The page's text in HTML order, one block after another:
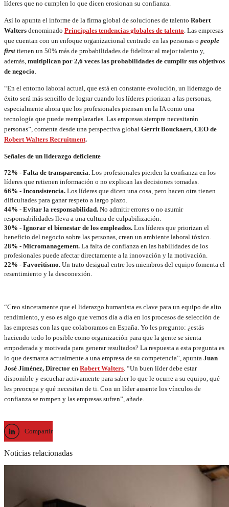
líderes que no cumplen lo que dicen erosionan su confianza.
Así lo apunta el informe de la firma global de soluciones de talento Robert
Walters denominado Principales tendencias globales de talento. Las empresas
que cuentan con un enfoque organizacional centrado en las personas o people
first tienen un 50% más de probabilidades de fidelizar al mejor talento y,
además, multiplican por 2,6 veces las probabilidades de cumplir sus objetivos
de negocio.
“En el entorno laboral actual, que está en constante evolución, un liderazgo de
éxito será más sencillo de lograr cuando los líderes priorizan a las personas,
especialmente ahora que los profesionales piensan en la IA como una
tecnología que puede reemplazarles. Las empresas siempre necesitarán
personas”, comenta desde una perspectiva global Gerrit Bouckaert, CEO de
Robert Walters Recruitment.
Señales de un liderazgo deficiente
72% - Falta de transparencia. Los profesionales pierden la confianza en los
líderes que retienen información o no explican las decisiones tomadas.
66% - Inconsistencia. Los líderes que dicen una cosa, pero hacen otra tienen
dificultades para ganar respeto a largo plazo.
44% - Evitar la responsabilidad. No admitir errores o no asumir
responsabilidades lleva a una cultura de culpabilización.
30% - Ignorar el bienestar de los empleados. Los líderes que priorizan el
beneficio del negocio sobre las personas, crean un ambiente laboral tóxico.
28% - Micromanagement. La falta de confianza en las habilidades de los
profesionales puede afectar directamente a la innovación y la motivación.
22% - Favoritismo. Un trato desigual entre los miembros del equipo fomenta el
resentimiento y la desconexión.
“Creo sinceramente que el liderazgo humanista es clave para un equipo de alto
rendimiento, y eso es algo que vemos día a día en los procesos de selección de
las empresas con las que colaboramos en España. Yo les pregunto: ¿estás
haciendo todo lo posible como organización para que la gente se sienta
empoderada y motivada para generar resultados? La respuesta a esta pregunta es
lo que desmarca actualmente a una empresa de su competencia”, apunta Juan
José Jiménez, Director en Robert Walters . “Un buen líder debe estar
disponible y escuchar activamente para saber lo que le ocurre a su equipo, qué
les preocupa y qué necesitan de ti. Con un líder ausente los vínculos de
confianza se rompen y las empresas sufren”, añade.
Compartir
Noticias relacionadas